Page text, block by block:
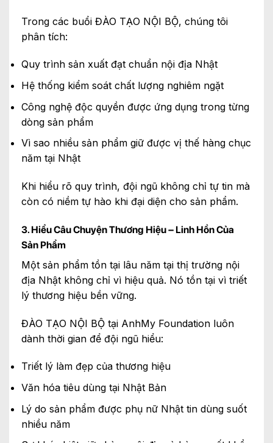
Trong các buổi ĐÀO TẠO NỘI BỘ, chúng tôi
phân tích:
Quy trình sản xuất đạt chuẩn nội địa Nhật
Hệ thống kiểm soát chất lượng nghiêm ngặt
Công nghệ độc quyền được ứng dụng trong từng
dòng sản phẩm
Vì sao nhiều sản phẩm giữ được vị thế hàng chục
năm tại Nhật
Khi hiểu rõ quy trình, đội ngũ không chỉ tự tin mà
còn có niềm tự hào khi đại diện cho sản phẩm.
3. Hiểu Câu Chuyện Thương Hiệu – Linh Hồn Của
Sản Phẩm
Một sản phẩm tồn tại lâu năm tại thị trường nội
địa Nhật không chỉ vì hiệu quả. Nó tồn tại vì triết
lý thương hiệu bền vững.
ĐÀO TẠO NỘI BỘ tại AnhMy Foundation luôn
dành thời gian để đội ngũ hiểu:
Triết lý làm đẹp của thương hiệu
Văn hóa tiêu dùng tại Nhật Bản
Lý do sản phẩm được phụ nữ Nhật tin dùng suốt
nhiều năm